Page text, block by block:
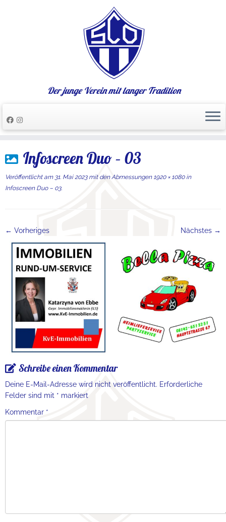
Inhalt
Der junge Verein mit langer Tradition
Infoscreen Duo – 03
Veröffentlicht am 31. Mai 2023mit den Abmessungen1920 × 1080in
Infoscreen Duo – 03.
← Vorheriges Nächstes →
Schreibe einen Kommentar
Deine E-Mail-Adresse wird nicht veröffentlicht. Erforderliche
Felder sind mit * markiert
Kommentar *